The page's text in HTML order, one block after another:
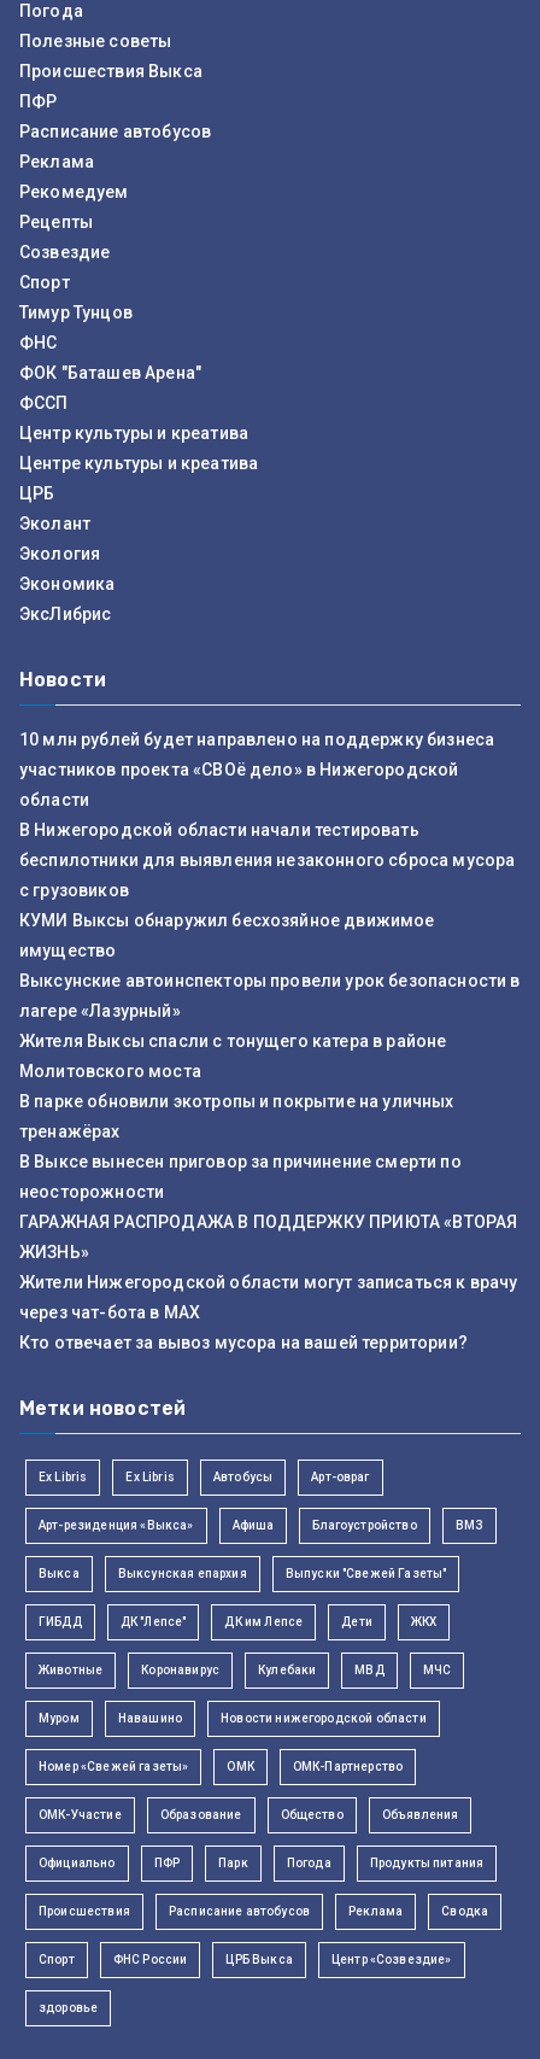
Погода
Полезные советы
Происшествия Выкса
ПФР
Расписание автобусов
Реклама
Рекомедуем
Рецепты
Созвездие
Спорт
Тимур Тунцов
ФНС
ФОК "Баташев Арена"
ФССП
Центр культуры и креатива
Центре культуры и креатива
ЦРБ
Эколант
Экология
Экономика
ЭксЛибрис
Новости
10 млн рублей будет направлено на поддержку бизнеса
участников проекта «СВОё дело» в Нижегородской
области
В Нижегородской области начали тестировать
беспилотники для выявления незаконного сброса мусора
с грузовиков
КУМИ Выксы обнаружил бесхозяйное движимое
имущество
Выксунские автоинспекторы провели урок безопасности в
лагере «Лазурный»
Жителя Выксы спасли с тонущего катера в районе
Молитовского моста
В парке обновили экотропы и покрытие на уличных
тренажёрах
В Выксе вынесен приговор за причинение смерти по
неосторожности
ГАРАЖНАЯ РАСПРОДАЖА В ПОДДЕРЖКУ ПРИЮТА «ВТОРАЯ
ЖИЗНЬ»
Жители Нижегородской области могут записаться к врачу
через чат-бота в MAX
Кто отвечает за вывоз мусора на вашей территории?
Метки новостей
Ex Libris Ex Libris Автобусы Арт-овраг
Арт-резиденция «Выкса» Афиша Благоустройство ВМЗ
Выкса Выксунская епархия Выпуски "Свежей Газеты"
ГИБДД ДК "Лепсе" ДК им Лепсе Дети ЖКХ
Животные Коронавирус Кулебаки МВД МЧС
Муром Навашино Новости нижегородской области
Номер «Свежей газеты» ОМК ОМК-Партнерство
ОМК-Участие Образование Общество Объявления
Официально ПФР Парк Погода Продукты питания
Происшествия Расписание автобусов Реклама Сводка
Спорт ФНС России ЦРБ Выкса Центр «Созвездие»
здоровье